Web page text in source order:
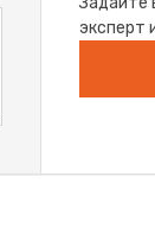
эксперт